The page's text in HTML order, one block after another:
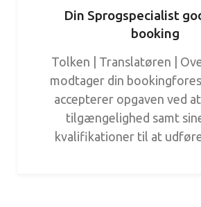
Din Sprogspecialist
booking
Tolken | Translatøren |
modtager din
accepterer opgaven ved
tilgængelighed samt
kvalifikationer til at